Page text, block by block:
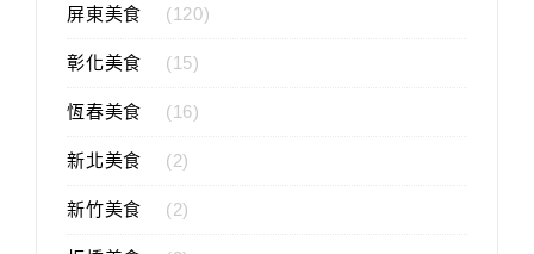
屏東美食 (120)
彰化美食 (15)
恆春美食 (16)
新北美食 (2)
新竹美食 (2)